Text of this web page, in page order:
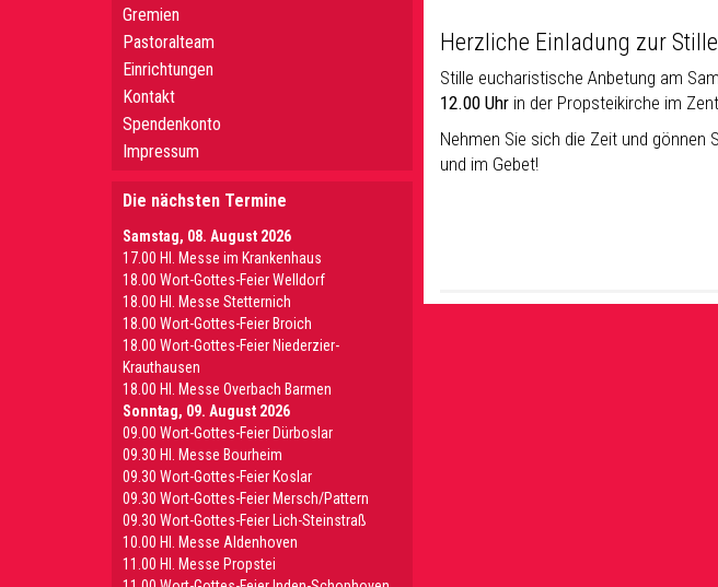
Herzliche Einladung zur
Stille eucharistische Anbetung am
12.00 Uhr in der Propsteikirche im
Nehmen Sie sich die Zeit und
und im Gebet!
Gremien
Pastoralteam
Einrichtungen
Kontakt
Spendenkonto
Impressum
Die nächsten Termine
Samstag, 08. August 2026
17.00 Hl. Messe im Krankenhaus
18.00 Wort-Gottes-Feier Welldorf
18.00 Hl. Messe Stetternich
18.00 Wort-Gottes-Feier Broich
18.00 Wort-Gottes-Feier Niederzier-
Krauthausen
18.00 Hl. Messe Overbach Barmen
Sonntag, 09. August 2026
09.00 Wort-Gottes-Feier Dürboslar
09.30 HI. Messe Bourheim
09.30 Wort-Gottes-Feier Koslar
09.30 Wort-Gottes-Feier Mersch/Pattern
09.30 Wort-Gottes-Feier Lich-Steinstraß
10.00 Hl. Messe Aldenhoven
11.00 Hl. Messe Propstei